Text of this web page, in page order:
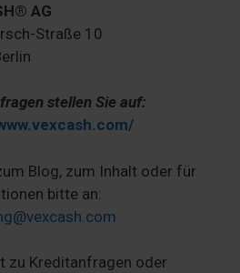
AG
Straße 10
stellen Sie auf:
Blog, zum Inhalt oder für
bitte an:
zu Kreditanfragen oder